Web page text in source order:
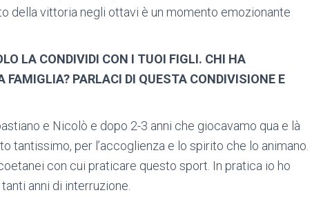
della vittoria negli ottavi è un momento emozionante
LA CONDIVIDI CON I TUOI FIGLI. CHI HA
FAMIGLIA? PARLACI DI QUESTA CONDIVISIONE E
e Nicolò e dopo 2-3 anni che giocavamo qua e là
tantissimo, per l’accoglienza e lo spirito che lo animano.
con cui praticare questo sport. In pratica io ho
anni di interruzione.